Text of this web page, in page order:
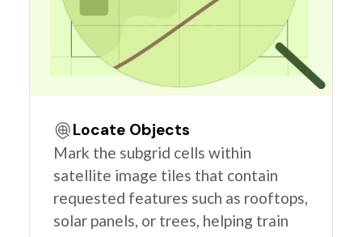
Locate Objects
Mark the subgrid cells within
satellite image tiles that contain
requested features such as rooftops,
solar panels, or trees, helping train